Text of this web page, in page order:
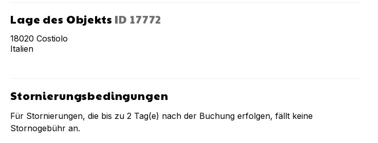
Lage des Objekts ID 17772
18020 Costiolo
Italien
Stornierungsbedingungen
Für Stornierungen, die bis zu 2 Tag(e) nach der Buchung erfolgen, fällt keine
Stornogebühr an.